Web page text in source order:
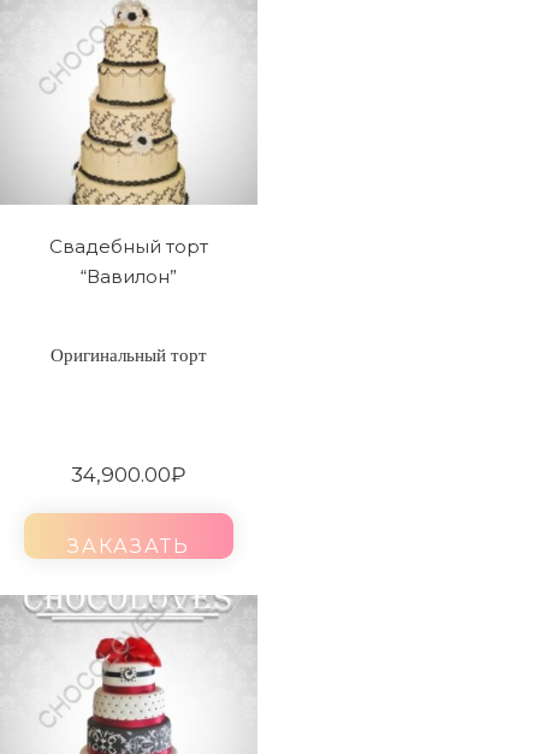
Свадебный торт
“Вавилон”
Оригинальный торт
34,900.00₽
ЗАКАЗАТЬ